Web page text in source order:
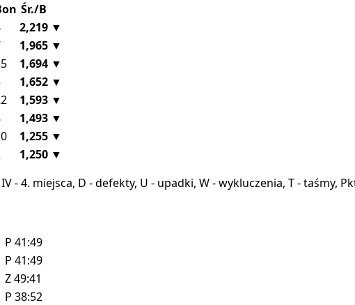
Śr./B
2,219 ▼
1,965 ▼
1,694 ▼
1,652 ▼
1,593 ▼
1,493 ▼
1,255 ▼
1,250 ▼
- 4. miejsca, D - defekty, U - upadki, W - wykluczenia, T - taśmy,
P 41:49
P 41:49
Z49:41
P 38:52